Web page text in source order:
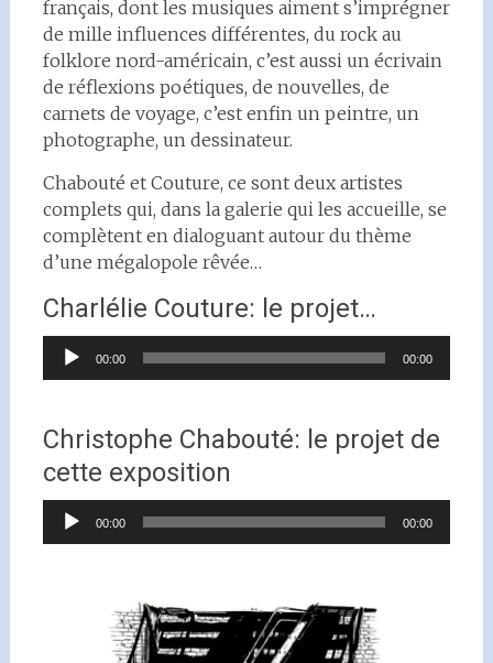
français, dont les musiques aiment s’imprégner
de mille influences différentes, du rock au
folklore nord-américain, c’est aussi un écrivain
de réflexions poétiques, de nouvelles, de
carnets de voyage, c’est enfin un peintre, un
photographe, un dessinateur.
Chabouté et Couture, ce sont deux artistes
complets qui, dans la galerie qui les accueille, se
complètent en dialoguant autour du thème
d’une mégalopole rêvée…
Charlélie Couture: le projet…
Lecteur00:00 00:00
Christophe Chabouté: le projet de
cette exposition
Lecteur00:00 00:00